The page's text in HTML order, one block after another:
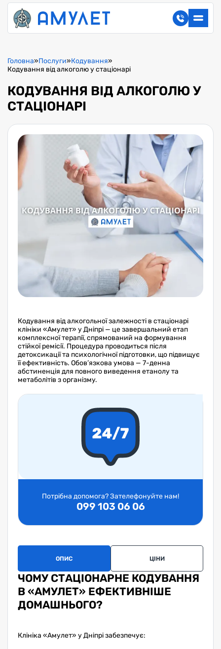
Головна»Послуги»Кодування»
Кодування від алкоголю у стаціонарі
КОДУВАННЯ ВІД АЛКОГОЛЮ У
СТАЦІОНАРІ
Кодування від алкогольної залежності в стаціонарі
клініки «Амулет» у Дніпрі — це завершальний етап
комплексної терапії, спрямований на формування
стійкої ремісії. Процедура проводиться після
детоксикації та психологічної підготовки, що підвищує
її ефективність. Обов’язкова умова — 7-денна
абстиненція для повного виведення етанолу та
метаболітів з організму.
Потрібна допомога? Зателефонуйте нам!
099 103 06 06
ОПИС ЦІНИ
ЧОМУ СТАЦІОНАРНЕ КОДУВАННЯ
В «АМУЛЕТ» ЕФЕКТИВНІШЕ
ДОМАШНЬОГО?
Клініка «Амулет» у Дніпрі забезпечує: